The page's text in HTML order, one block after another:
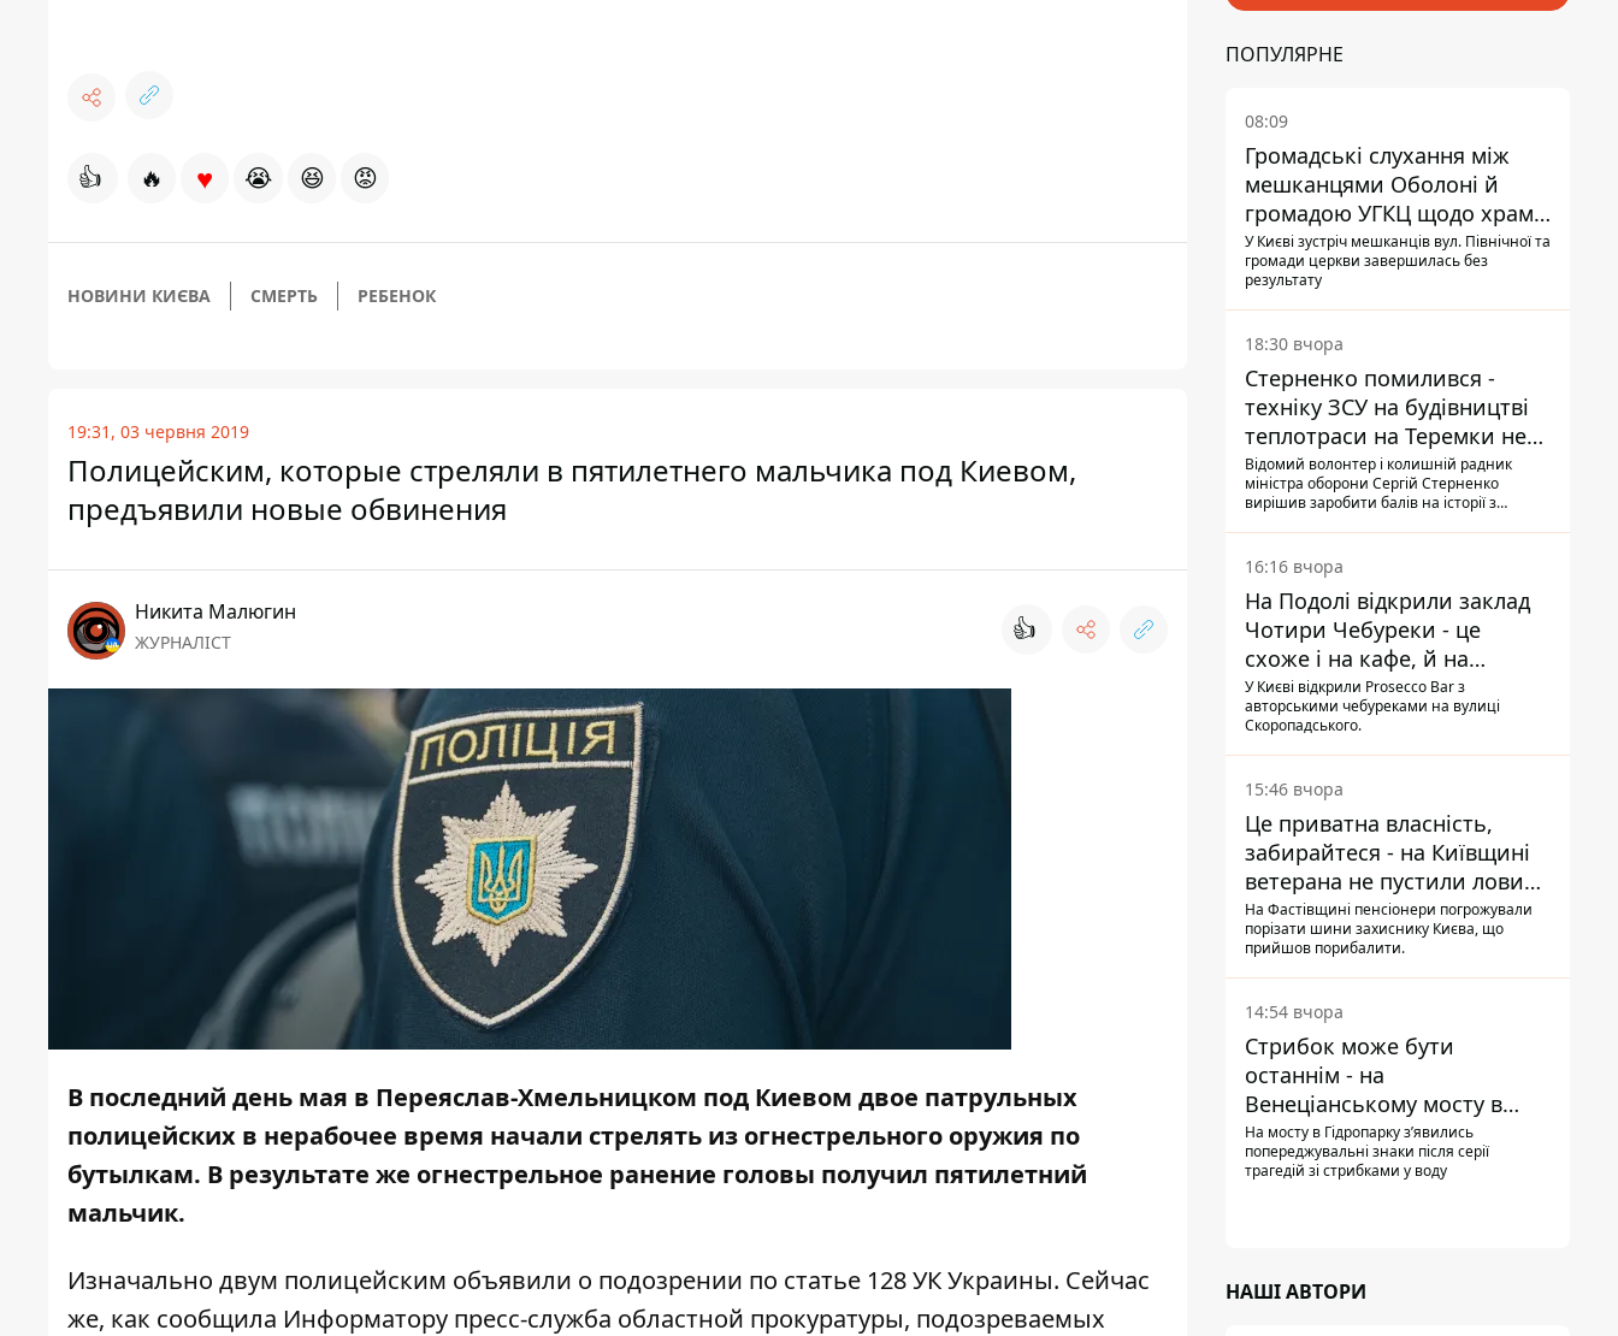
👍 🔥 ♥ 😭 😆 😡
НОВИНИ КИЄВА СМЕРТЬ РЕБЕНОК
19:31, 03 червня 2019
Полицейским, которые стреляли в пятилетнего мальчика под Киевом,
предъявили новые обвинения
Никита Малюгин
ЖУРНАЛІСТ 👍
В последний день мая в Переяслав-Хмельницком под Киевом двое патрульных
полицейских в нерабочее время начали стрелять из огнестрельного оружия по
бутылкам. В результате же огнестрельное ранение головы получил пятилетний
мальчик.
Изначально двум полицейским объявили о подозрении по статье 128 УК Украины. Сейчас
же, как сообщила Информатору пресс-служба областной прокуратуры, подозреваемых
ПОПУЛЯРНЕ
08:09
Громадські слухання між
мешканцями Оболоні й
громадою УГКЦ щодо храму
зірвалися
У Києві зустріч мешканців вул. Північної та
громади церкви завершилась без
результату
18:30 вчора
Стерненко помилився -
техніку ЗСУ на будівництві
теплотраси на Теремки не
задіяли
Відомий волонтер і колишній радник
міністра оборони Сергій Стерненко
вирішив заробити балів на історії з
ЗСУ", втім, це виявилося неправдою
16:16 вчора
На Подолі відкрили заклад
Чотири Чебуреки - це
схоже і на кафе, й на
фастфуд
У Києві відкрили Prosecco Bar з
авторськими чебуреками на вулиці
Скоропадського.
15:46 вчора
Це приватна власність,
забирайтеся - на Київщині
ветерана не пустили ловити
рибу в озері
На Фастівщині пенсіонери погрожували
порізати шини захиснику Києва, що
прийшов порибалити.
14:54 вчора
Стрибок може бути
останнім - на
Венеціанському мосту в
Гідропарку встановили
таблички для відчайдухів
На мосту в Гідропарку зʼявились
попереджувальні знаки після серії
трагедій зі стрибками у воду
НАШІ АВТОРИ